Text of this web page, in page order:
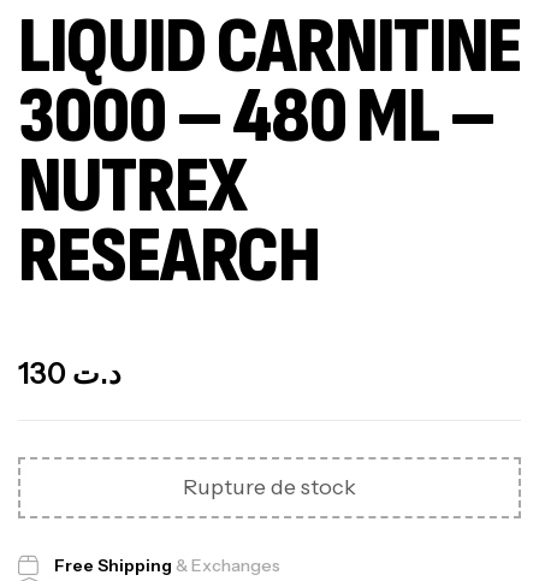
LIQUID CARNITINE
3000 – 480 ML –
NUTREX
RESEARCH
د.ت
Rupture de stock
Free Shipping & Exchanges